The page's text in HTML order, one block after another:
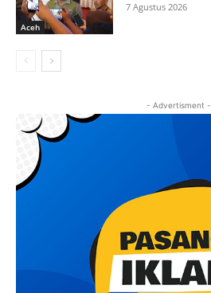
Aceh
7 Agustus 2026
- Advertisment -